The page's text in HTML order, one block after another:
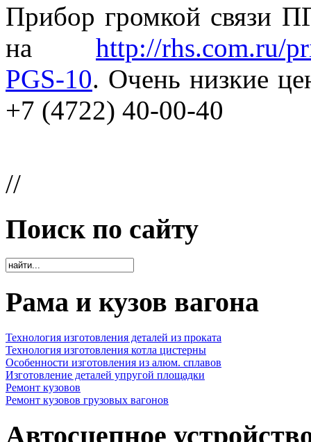
Прибор громкой связи
на http://rhs.com.ru/
PGS-10. Очень низкие
+7 (4722) 40-00-40
//
Поиск по сайту
Рама и кузов вагона
Технология изготовления деталей из проката
Технология изготовления котла цистерны
Особенности изготовления из алюм. сплавов
Изготовление деталей упругой площадки
Ремонт кузовов
Ремонт кузовов грузовых вагонов
Автосцепное